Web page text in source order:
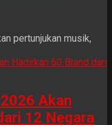
pertunjukan musik,
Akan
12 Negara